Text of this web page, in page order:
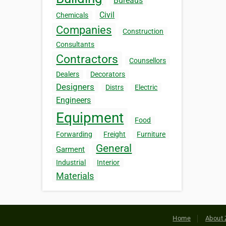
Chemicals Civil
Companies
Construction
Consultants
Contractors
Counsellors
Dealers
Decorators
Designers Distrs Electric
Engineers
Equipment
Food
Forwarding
Freight Furniture
Garment General
Industrial Interior
Materials
Home About